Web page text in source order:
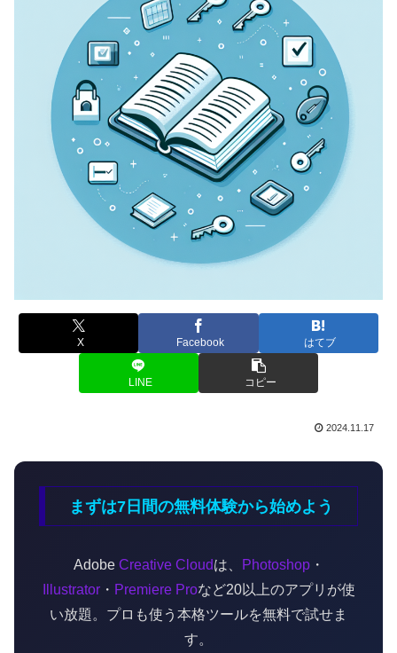
X Facebook はてブ
LINE コピー
2024.11.17
まずは7日間の無料体験から始めよう
Adobe Creative Cloudは、 Photoshop・
Illustrator・ Premiere Proなど20以上のアプリが使
い放題。プロも使う本格ツールを無料で試せま
す。